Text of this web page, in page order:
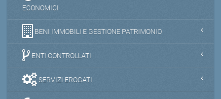
ECONOMICI
BENI IMMOBILI E GESTIONE PATRIMONIO
ENTI CONTROLLATI
SERVIZI EROGATI